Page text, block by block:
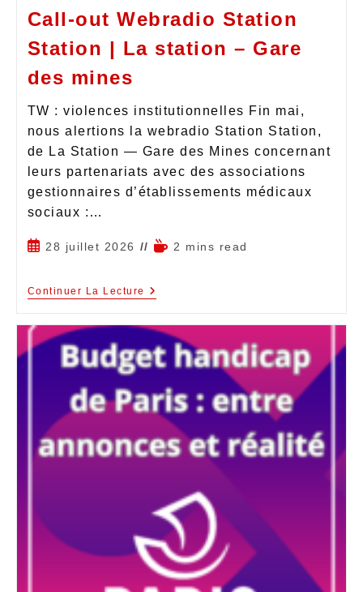
Call-out Webradio Station
Station | La station – Gare
des mines
TW : violences institutionnelles Fin mai,
nous alertions la webradio Station Station,
de La Station — Gare des Mines concernant
leurs partenariats avec des associations
gestionnaires d’établissements médicaux
sociaux :…
28 juillet 2026 2 mins read
Continuer La Lecture